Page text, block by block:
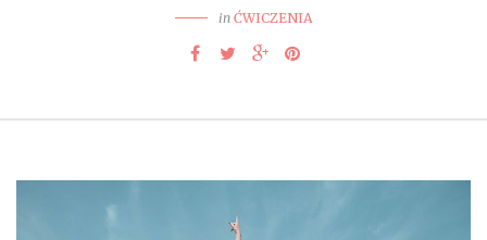
in ĆWICZENIA